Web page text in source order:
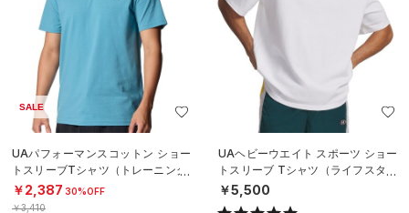
SALE
UAパフォーマンスコットン ショー
トスリーブTシャツ（トレーニング/
MEN）
￥2,387 30%OFF
￥3,410
UAヘビーウエイト スポーツ ショー
トスリーブ Tシャツ（ライフスタイ
ル/MEN）
￥5,500